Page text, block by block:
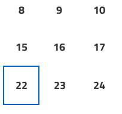
8 9 10
15 16 17
22 23 24